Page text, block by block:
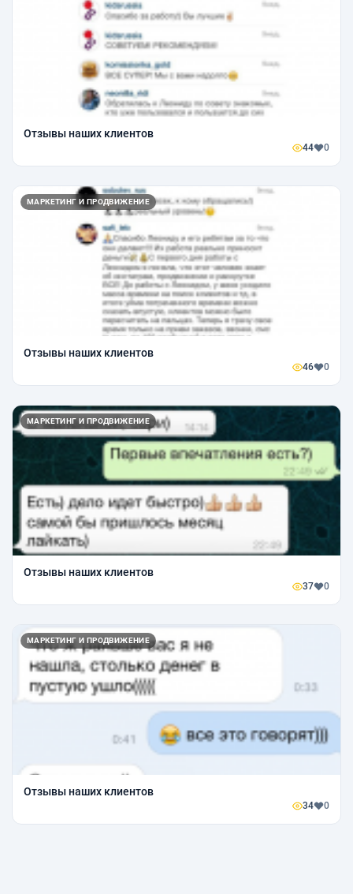
Отзывы наших клиентов
44 0
МАРКЕТИНГ И ПРОДВИЖЕНИЕ
Отзывы наших клиентов
46 0
МАРКЕТИНГ И ПРОДВИЖЕНИЕ
Отзывы наших клиентов
37 0
МАРКЕТИНГ И ПРОДВИЖЕНИЕ
Отзывы наших клиентов
34 0